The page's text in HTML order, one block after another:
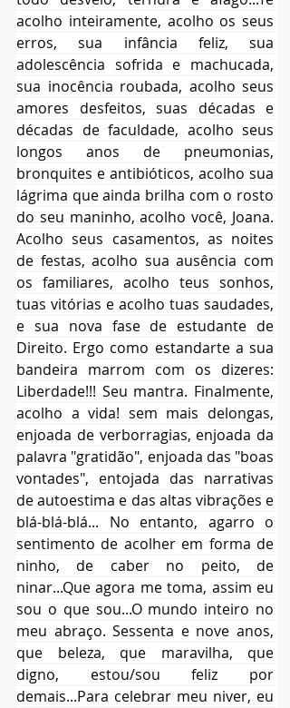
acolho inteiramente, acolho os seus
erros, sua infância feliz, sua
adolescência sofrida e machucada,
sua inocência roubada, acolho seus
amores desfeitos, suas décadas e
décadas de faculdade, acolho seus
longos anos de pneumonias,
bronquites e antibióticos, acolho sua
lágrima que ainda brilha com o rosto
do seu maninho, acolho você, Joana.
Acolho seus casamentos, as noites
de festas, acolho sua ausência com
os familiares, acolho teus sonhos,
tuas vitórias e acolho tuas saudades,
e sua nova fase de estudante de
Direito. Ergo como estandarte a sua
bandeira marrom com os dizeres:
Liberdade!!! Seu mantra. Finalmente,
acolho a vida! sem mais delongas,
enjoada de verborragias, enjoada da
palavra "gratidão", enjoada das "boas
vontades", entojada das narrativas
de autoestima e das altas vibrações e
blá-blá-blá... No entanto, agarro o
sentimento de acolher em forma de
ninho, de caber no peito, de
ninar...Que agora me toma, assim eu
sou o que sou...O mundo inteiro no
meu abraço. Sessenta e nove anos,
que beleza, que maravilha, que
digno, estou/sou feliz por
demais...Para celebrar meu niver, eu